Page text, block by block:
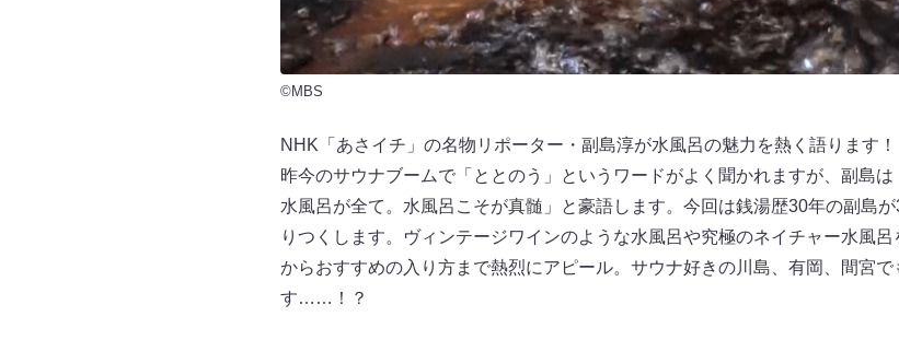
©MBS
NHK「あさイチ」の名物リポーター・副島淳が水風呂の魅力を熱く語ります！
昨今のサウナブームで「ととのう」というワードがよく聞かれますが、副島
水風呂が全て。水風呂こそが真髄」と豪語します。今回は銭湯歴30年の副島
りつくします。ヴィンテージワインのような水風呂や究極のネイチャー水風
からおすすめの入り方まで熱烈にアピール。サウナ好きの川島、有岡、間宮
す……！？